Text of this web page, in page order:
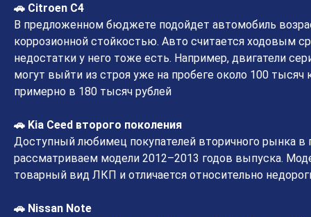
🚗 Citroen C4
В предложенном бюджете подойдет автомобиль
коррозионной стойкостью. Авто считается ходовым
недостатки у него тоже есть. Например, двигатели
могут выйти из строя уже на пробеге около 100 тысяч
примерно в 180 тысяч рублей
🚗 Kia Ceed второго поколения
Доступный любимец покупателей вторичного рынка
рассматриваем модели 2012–2013 годов выпуска.
товарный вид ЛКП и отличается относительно
🚗 Nissan Note